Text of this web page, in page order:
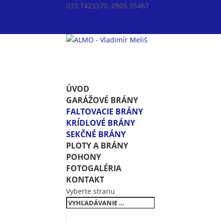
033 7423370, 0905 35467
ÚVOD
GARÁŽOVÉ BRÁNY
FALTOVACIE BRÁNY
KRÍDLOVÉ BRÁNY
SEKČNÉ BRÁNY
PLOTY A BRÁNY
POHONY
FOTOGALÉRIA
KONTAKT
Vyberte stranu